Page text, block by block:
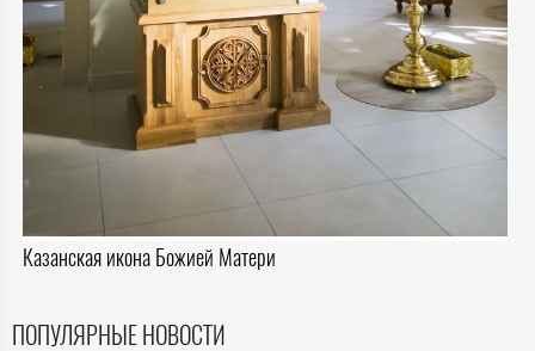
Казанская икона Божией Матери
ПОПУЛЯРНЫЕ НОВОСТИ